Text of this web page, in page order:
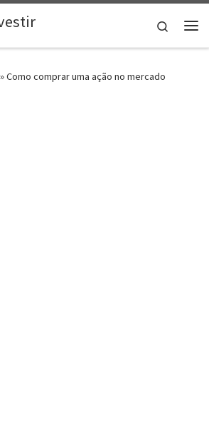
Search
»Como comprar uma ação no mercado